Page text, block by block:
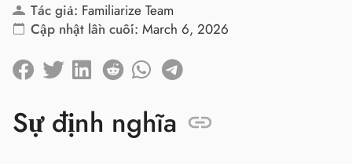
Tác giả: Familiarize Team
Cập nhật lần cuối: March 6, 2026
Sự định nghĩa